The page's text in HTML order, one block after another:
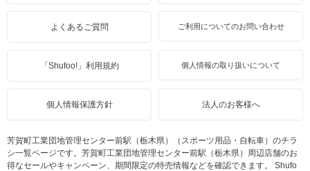
よくあるご質問 ご利用についてのお問い合わせ
「Shufoo!」利用規約 個人情報の取り扱いについて
個人情報保護方針 法人のお客様へ
芳賀町工業団地管理センター前駅（栃木県）（スポーツ用品・自転車）のチラ
シ一覧ページです。芳賀町工業団地管理センター前駅（栃木県）周辺店舗のお
得なセールやキャンペーン、期間限定の特売情報などを確認できます。 Shufo